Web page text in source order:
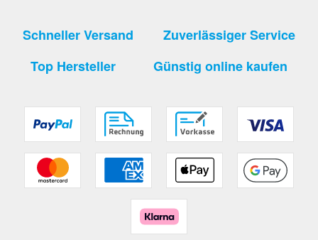
Schneller Versand
Zuverlässiger Service
Top Hersteller
Günstig online kaufen